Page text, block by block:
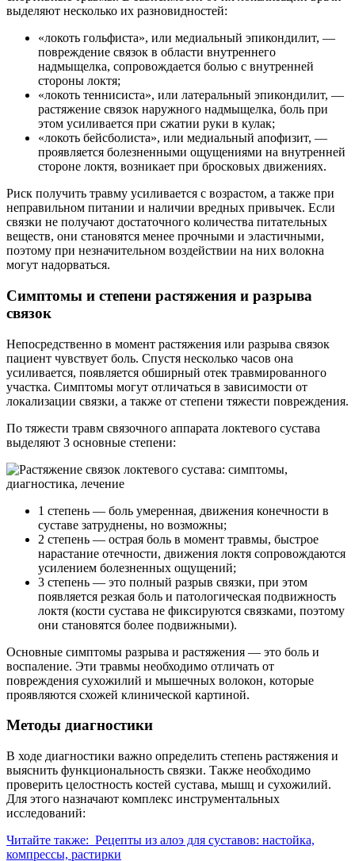
выделяют несколько их разновидностей:
«локоть гольфиста», или медиальный эпикондилит, —
повреждение связок в области внутреннего
надмыщелка, сопровождается болью с внутренней
стороны локтя;
«локоть теннисиста», или латеральный эпикондилит, —
растяжение связок наружного надмыщелка, боль при
этом усиливается при сжатии руки в кулак;
«локоть бейсболиста», или медиальный апофизит, —
проявляется болезненными ощущениями на внутренней
стороне локтя, возникает при бросковых движениях.
Риск получить травму усиливается с возрастом, а также при
неправильном питании и наличии вредных привычек. Если
связки не получают достаточного количества питательных
веществ, они становятся менее прочными и эластичными,
поэтому при незначительном воздействии на них волокна
могут надорваться.
Симптомы и степени растяжения и разрыва
связок
Непосредственно в момент растяжения или разрыва связок
пациент чувствует боль. Спустя несколько часов она
усиливается, появляется обширный отек травмированного
участка. Симптомы могут отличаться в зависимости от
локализации связки, а также от степени тяжести повреждения.
По тяжести травм связочного аппарата локтевого сустава
выделяют 3 основные степени:
1 степень — боль умеренная, движения конечности в
суставе затруднены, но возможны;
2 степень — острая боль в момент травмы, быстрое
нарастание отечности, движения локтя сопровождаются
усилением болезненных ощущений;
3 степень — это полный разрыв связки, при этом
появляется резкая боль и патологическая подвижность
локтя (кости сустава не фиксируются связками, поэтому
они становятся более подвижными).
Основные симптомы разрыва и растяжения — это боль и
воспаление. Эти травмы необходимо отличать от
повреждения сухожилий и мышечных волокон, которые
проявляются схожей клинической картиной.
Методы диагностики
В ходе диагностики важно определить степень растяжения и
выяснить функциональность связки. Также необходимо
проверить целостность костей сустава, мышц и сухожилий.
Для этого назначают комплекс инструментальных
исследований:
Читайте также: Рецепты из алоэ для суставов: настойка,
компрессы, растирки